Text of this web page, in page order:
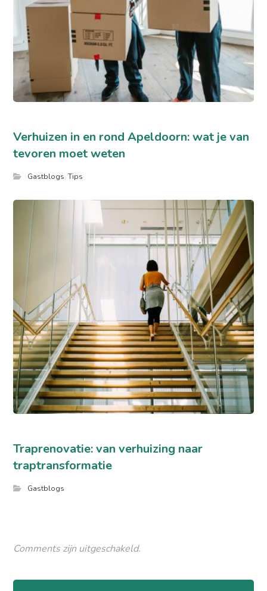
Verhuizen in en rond Apeldoorn: wat je van
tevoren moet weten
Gastblogs,Tips
Traprenovatie: van verhuizing naar
traptransformatie
Gastblogs
Comments zijn uitgeschakeld.